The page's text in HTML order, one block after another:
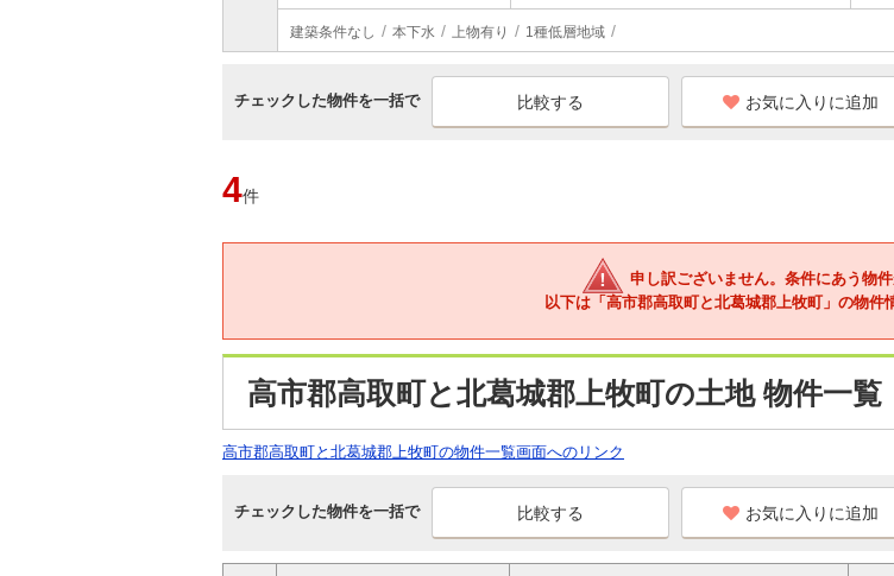
建築条件なし 本下水 上物有り 1種低層地域
チェックした物件を一括で お気に入りに追加
4件
申し訳ございません。条件にあう物
以下は「高市郡高取町と北葛城郡上牧町」の物件
高市郡高取町と北葛城郡上牧町の土地 物件一覧
高市郡高取町と北葛城郡上牧町の物件一覧画面へのリンク
チェックした物件を一括で お気に入りに追加